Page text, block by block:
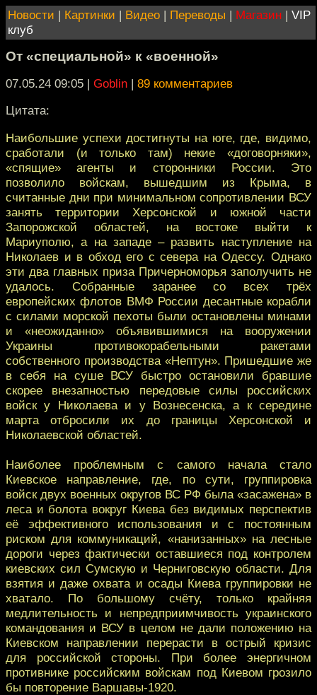
Новости | Картинки | Видео | Переводы | Магазин | VIP
клуб
От «специальной» к «военной»
07.05.24 09:05 | Goblin | 89 комментариев
Цитата:
Наибольшие успехи достигнуты на юге, где, видимо,
сработали (и только там) некие «договорняки»,
«спящие» агенты и сторонники России. Это
позволило войскам, вышедшим из Крыма, в
считанные дни при минимальном сопротивлении ВСУ
занять территории Херсонской и южной части
Запорожской областей, на востоке выйти к
Мариуполю, а на западе – развить наступление на
Николаев и в обход его с севера на Одессу. Однако
эти два главных приза Причерноморья заполучить не
удалось. Собранные заранее со всех трёх
европейских флотов ВМФ России десантные корабли
с силами морской пехоты были остановлены минами
и «неожиданно» объявившимися на вооружении
Украины противокорабельными ракетами
собственного производства «Нептун». Пришедшие же
в себя на суше ВСУ быстро остановили бравшие
скорее внезапностью передовые силы российских
войск у Николаева и у Вознесенска, а к середине
марта отбросили их до границы Херсонской и
Николаевской областей.
Наиболее проблемным с самого начала стало
Киевское направление, где, по сути, группировка
войск двух военных округов ВС РФ была «засажена» в
леса и болота вокруг Киева без видимых перспектив
её эффективного использования и с постоянным
риском для коммуникаций, «нанизанных» на лесные
дороги через фактически оставшиеся под контролем
киевских сил Сумскую и Черниговскую области. Для
взятия и даже охвата и осады Киева группировки не
хватало. По большому счёту, только крайняя
медлительность и непредприимчивость украинского
командования и ВСУ в целом не дали положению на
Киевском направлении перерасти в острый кризис
для российской стороны. При более энергичном
противнике российским войскам под Киевом грозило
бы повторение Варшавы-1920.